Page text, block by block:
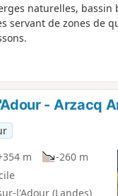
naturelles, bassin
servant de zones de
- Arzacq
m
-260 m
l'Adour (Landes)